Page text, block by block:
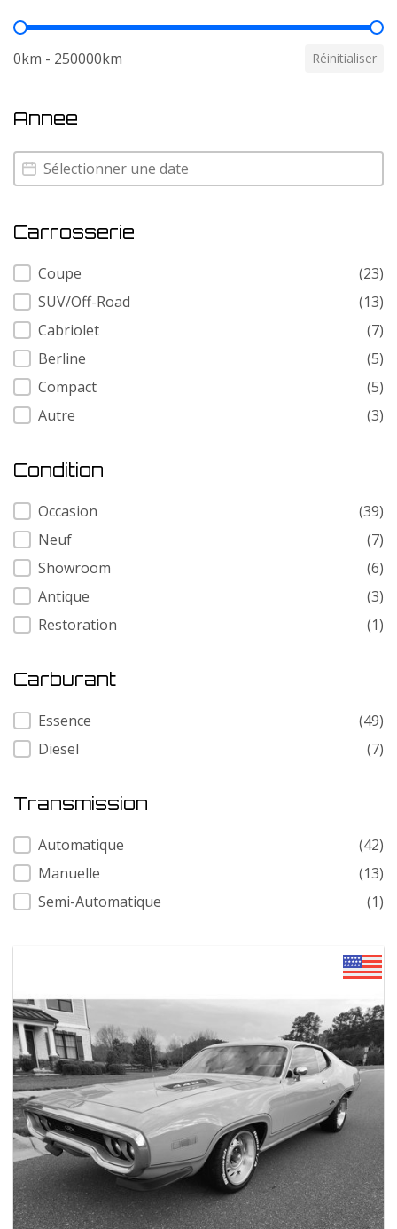
Kilometrage
0km - 250000km Réinitialiser
Annee
Annee
Annee
Carrosserie
Carrosserie
Coupe
(23)
SUV/Off-Road
(13)
Cabriolet
(7)
Berline
(5)
Compact
(5)
Autre
(3)
Condition
Condition
Occasion
(39)
Neuf
(7)
Showroom
(6)
Antique
(3)
Restoration
(1)
Carburant
Carburant
Essence
(49)
Diesel
(7)
Transmission
Transmission
Automatique
(42)
Manuelle
(13)
Semi-Automatique
(1)